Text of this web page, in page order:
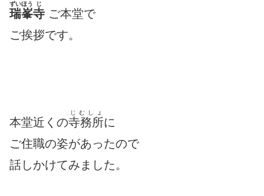
瑞峯
ずいほう
寺
じ
ご本堂で
ご挨拶です。
本堂近くの寺務所
じむしょ
に
ご住職の姿があったので
話しかけてみました。